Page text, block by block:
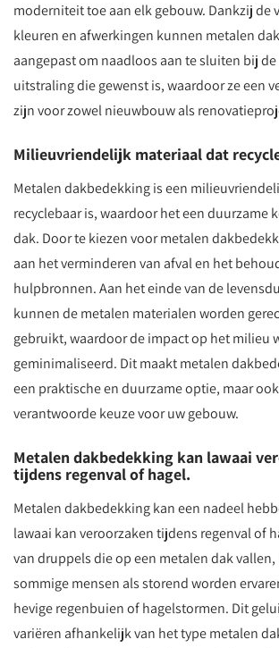
moderniteit toe aan elk gebouw. Dankzij de
kleuren en afwerkingen kunnen metalen
aangepast om naadloos aan te sluiten bij
uitstraling die gewenst is, waardoor ze een
zijn voor zowel nieuwbouw als
Milieuvriendelijk materiaal dat
Metalen dakbedekking is een
recyclebaar is, waardoor het een duurzame
dak. Door te kiezen voor metalen
aan het verminderen van afval en het
hulpbronnen. Aan het einde van de
kunnen de metalen materialen worden
gebruikt, waardoor de impact op het milieu
geminimaliseerd. Dit maakt metalen
een praktische en duurzame optie, maar
verantwoorde keuze voor uw gebouw.
Metalen dakbedekking kan lawaai
tijdens regenval of hagel.
Metalen dakbedekking kan een nadeel
lawaai kan veroorzaken tijdens regenval of
van druppels die op een metalen dak
sommige mensen als storend worden
hevige regenbuien of hagelstormen. Dit
variëren afhankelijk van het type metalen